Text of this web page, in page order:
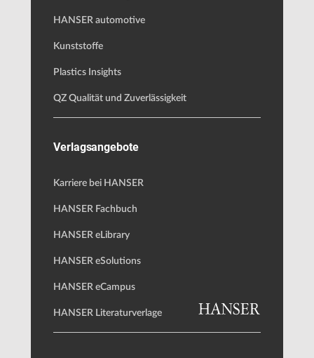
HANSER automotive
Kunststoffe
Plastics Insights
QZ Qualität und Zuverlässigkeit
Verlagsangebote
Karriere bei HANSER
HANSER Fachbuch
HANSER eLibrary
HANSER eSolutions
HANSER eCampus
HANSER Literaturverlage